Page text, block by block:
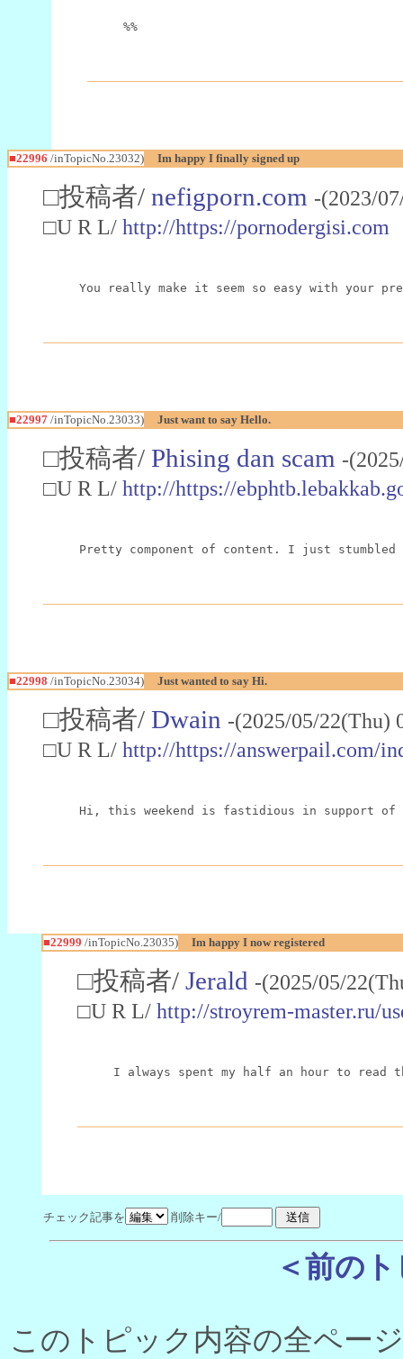
%%
■22996 /inTopicNo.23032) Im happy I finally signed up
□投稿者/ nefigporn.com -(2023/
□U R L/ http://https://pornodergisi.com
You really make it seem so easy with your
■22997 /inTopicNo.23033) Just want to say Hello.
□投稿者/ Phising dan scam -
□U R L/ http://https://
Pretty component of content. I just
■22998 /inTopicNo.23034) Just wanted to say Hi.
□投稿者/ Dwain -(2025/05/
□U R L/ http://https://answerpail.com/
Hi, this weekend is fastidious in support of
■22999 /inTopicNo.23035) Im happy I now registered
□投稿者/ Jerald -(2025/05/
□U R L/ http://stroyrem-master.ru/
I always spent my half an hour to
チェック記事を 削除キー/
＜前の
このトピック内容の全ペー